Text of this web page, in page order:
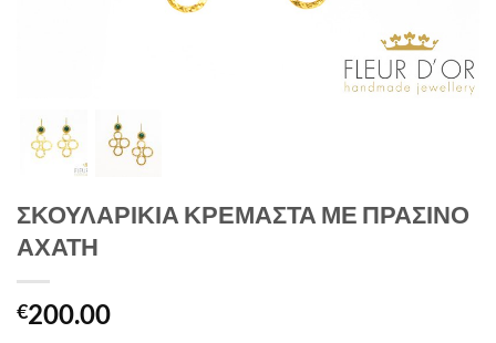
ΣΚΟΥΛΑΡΙΚΙΑ ΚΡΕΜΑΣΤΑ ΜΕ ΠΡΑΣΙΝΟ
ΑΧΑΤΗ
€200.00